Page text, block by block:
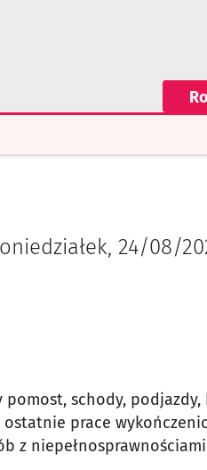
24/08/
pomost, schody,
prace
z